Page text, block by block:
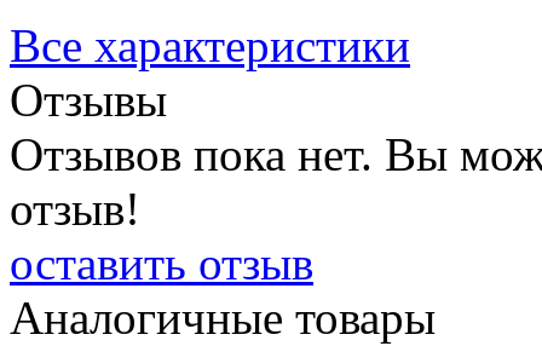
Все характеристики
Отзывы
Отзывов пока нет. Вы
отзыв!
оставить отзыв
Аналогичные товары